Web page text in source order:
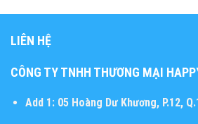
LIÊN HỆ
CÔNG TY TNHH THƯƠNG MẠI
Add 1:05 Hoàng Dư Khương, P.12,